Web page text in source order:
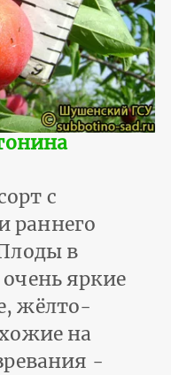
с
раннего
в
яркие
жёлто-
на
-